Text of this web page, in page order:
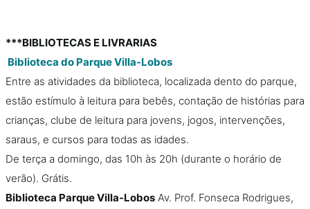
***BIBLIOTECAS E LIVRARIAS
Biblioteca do Parque Villa-Lobos
Entre as atividades da biblioteca, localizada dento do parque,
estão estímulo à leitura para bebês, contação de histórias para
crianças, clube de leitura para jovens, jogos, intervenções,
saraus, e cursos para todas as idades.
De terça a domingo, das 10h às 20h (durante o horário de
verão). Grátis.
Biblioteca Parque Villa-Lobos Av. Prof. Fonseca Rodrigues,